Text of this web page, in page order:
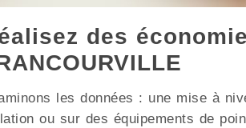
des
les données : une mise à
ou sur des équipements de